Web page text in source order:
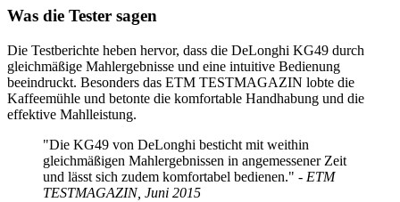
Was die Tester sagen
Die Testberichte heben hervor, dass die DeLonghi KG49 durch
gleichmäßige Mahlergebnisse und eine intuitive Bedienung
beeindruckt. Besonders das ETM TESTMAGAZIN lobte die
Kaffeemühle und betonte die komfortable Handhabung und die
effektive Mahlleistung.
"Die KG49 von DeLonghi besticht mit weithin
gleichmäßigen Mahlergebnissen in angemessener Zeit
und lässt sich zudem komfortabel bedienen." - ETM
TESTMAGAZIN, Juni 2015